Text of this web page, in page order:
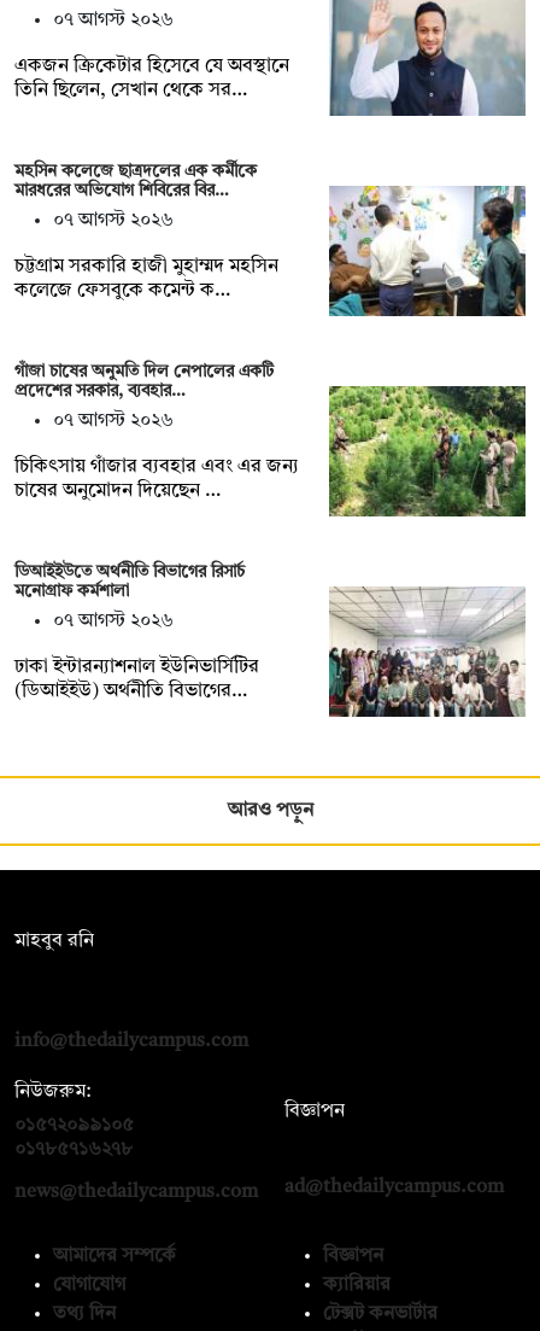
০৭ আগস্ট ২০২৬
একজন ক্রিকেটার হিসেবে যে অবস্থানে
তিনি ছিলেন, সেখান থেকে সর…
মহসিন কলেজে ছাত্রদলের এক কর্মীকে
মারধরের অভিযোগ শিবিরের বির…
০৭ আগস্ট ২০২৬
চট্টগ্রাম সরকারি হাজী মুহাম্মদ মহসিন
কলেজে ফেসবুকে কমেন্ট ক…
গাঁজা চাষের অনুমতি দিল নেপালের একটি
প্রদেশের সরকার, ব্যবহার…
০৭ আগস্ট ২০২৬
চিকিৎসায় গাঁজার ব্যবহার এবং এর জন্য
চাষের অনুমোদন দিয়েছেন …
ডিআইইউতে অর্থনীতি বিভাগের রিসার্চ
মনোগ্রাফ কর্মশালা
০৭ আগস্ট ২০২৬
ঢাকা ইন্টারন্যাশনাল ইউনিভার্সিটির
(ডিআইইউ) অর্থনীতি বিভাগের…
আরও পড়ুন
মাহবুব রনি
info@thedailycampus.com
নিউজরুম:
০১৫৭২০৯৯১০৫
০১৭৮৫৭১৬২৭৮
news@thedailycampus.com
বিজ্ঞাপন
ad@thedailycampus.com
আমাদের সম্পর্কে
যোগাযোগ
তথ্য দিন
বিজ্ঞাপন
ক্যারিয়ার
টেক্সট কনভার্টার